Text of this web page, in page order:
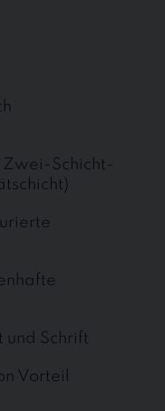
Zwei-Schicht-
und Schrift
Vorteil